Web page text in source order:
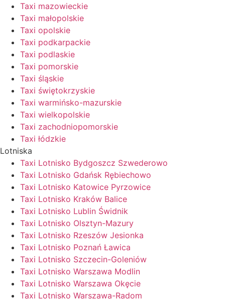
Taxi mazowieckie
Taxi małopolskie
Taxi opolskie
Taxi podkarpackie
Taxi podlaskie
Taxi pomorskie
Taxi śląskie
Taxi świętokrzyskie
Taxi warmińsko-mazurskie
Taxi wielkopolskie
Taxi zachodniopomorskie
Taxi łódzkie
Lotniska
Taxi Lotnisko Bydgoszcz Szwederowo
Taxi Lotnisko Gdańsk Rębiechowo
Taxi Lotnisko Katowice Pyrzowice
Taxi Lotnisko Kraków Balice
Taxi Lotnisko Lublin Świdnik
Taxi Lotnisko Olsztyn-Mazury
Taxi Lotnisko Rzeszów Jesionka
Taxi Lotnisko Poznań Ławica
Taxi Lotnisko Szczecin-Goleniów
Taxi Lotnisko Warszawa Modlin
Taxi Lotnisko Warszawa Okęcie
Taxi Lotnisko Warszawa-Radom